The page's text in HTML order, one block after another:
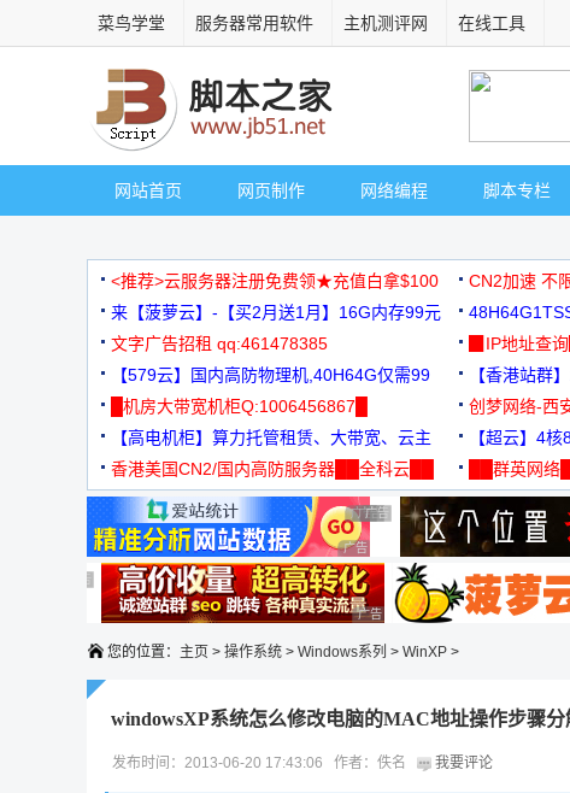
菜鸟学堂 服务器常用软件 主机测评网 在线工具
网站首页 网页制作 网络编程 脚本专栏
<推荐>云服务器注册免费领★充值白拿$100 CN2加速 不
来【菠萝云】-【买2月送1月】16G内存99元
3000+可免
文字广告招租 qq:461478385
▉IP地址查
【579云】国内高防物理机,40H64G仅需99
元
【香港站群
█机房大带宽机柜Q:1006456867█
创梦网络-西
88元/月
【高电机柜】算力托管租赁、大带宽、云主
机
【超云】4
香港美国CN2/国内高防服务器██全科云██
██群英网
◆◆◆
广告 商业广告，理性选择
广告 商业广告，理性选择
广告 商业广告，理性选择
广告 商业广告，理性选择
广告 商业广告，理性选择
广告 商业广告，理性选择
广告 商业广告，理性选择
您的位置： 主页 > 操作系统 > Windows系列 > WinXP >
windowsXP系统怎么修改电脑的MAC地址操作步骤分
发布时间：2013-06-20 17:43:06 作者：佚名 我要评论